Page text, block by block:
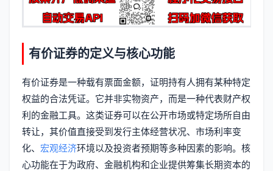
有价证券的定义与核心功能
有价证券是一种载有票面金额，证明持有人拥有某种特定
权益的合法凭证。它并非实物资产，而是一种代表财产权
利的金融工具。这类证券可以在公开市场或特定场所自由
转让，其价值直接受到发行主体经营状况、市场利率变
化、 宏观经济环境以及投资者预期等多种因素的影响。核
心功能在于为政府、金融机构和企业提供筹集长期资本的